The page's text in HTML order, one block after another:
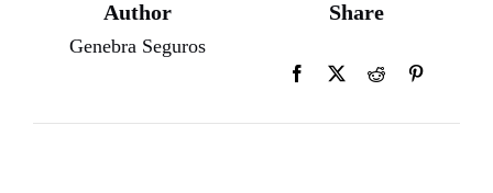
Author
Genebra Seguros
Share